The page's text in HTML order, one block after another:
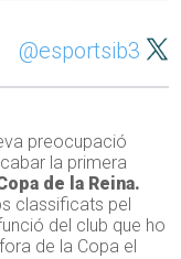
@esportsib3
preocupació
la primera
de la Reina.
classificats pel
del club que ho
de la Copa el